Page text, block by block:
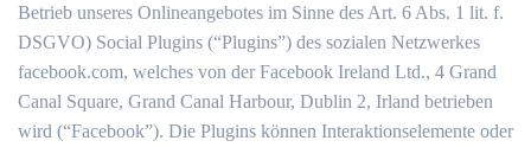
Betrieb unseres Onlineangebotes im Sinne des Art. 6 Abs. 1 lit. f.
DSGVO) Social Plugins (“Plugins”) des sozialen Netzwerkes
facebook.com, welches von der Facebook Ireland Ltd., 4 Grand
Canal Square, Grand Canal Harbour, Dublin 2, Irland betrieben
wird (“Facebook”). Die Plugins können Interaktionselemente oder